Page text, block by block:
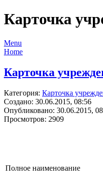
Карточка
Menu
Home
Карточка
Категория: Карточка
Создано: 30.06.2015, 08:56
Опубликовано: 30.06.2015,
Просмотров: 2909
Полное наименование